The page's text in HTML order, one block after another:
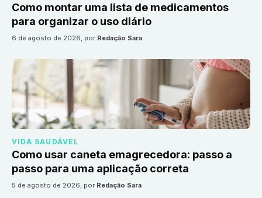
Como montar uma lista de medicamentos
para organizar o uso diário
6 de agosto de 2026, por Redação Sara
VIDA SAUDÁVEL
Como usar caneta emagrecedora: passo a
passo para uma aplicação correta
5 de agosto de 2026, por Redação Sara